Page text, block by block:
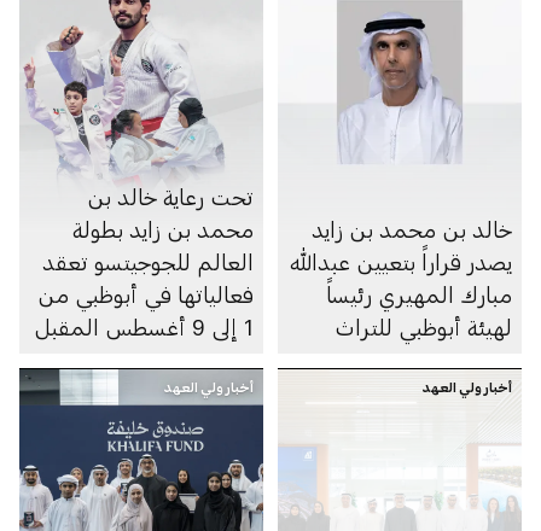
خالد بن محمد بن زايد
يصدر قراراً بتعيين عبدالله
مبارك المهيري رئيساً
لهيئة أبوظبي للتراث
تحت رعاية خالد بن
محمد بن زايد بطولة
العالم للجوجيتسو تعقد
فعالياتها في أبوظبي من
1 إلى 9 أغسطس المقبل
أخبار ولي العهد أخبار ولي العهد